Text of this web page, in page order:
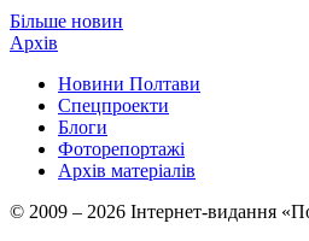
Більше новин
Архів
Новини Полтави
Спецпроекти
Блоги
Фоторепортажі
Архів матеріалів
© 2009 – 2026 Інтернет-видання